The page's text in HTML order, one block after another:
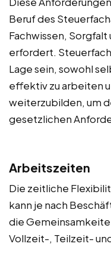
Beruf des
Fachwissen,
erfordert.
Lage sein, sowohl
effektiv zu arbeiten
weiterzubilden, um
gesetzlichen
Arbeitszeiten
Die zeitliche
kann je nach
die
Vollzeit-, Teilzeit-